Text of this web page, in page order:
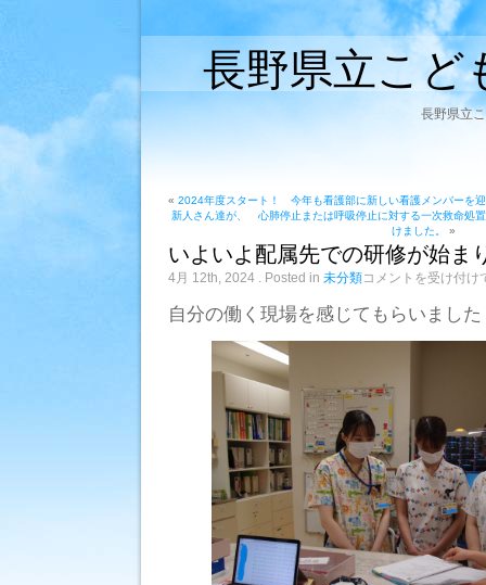
長野県立こど
長野県立
« 2024年度スタート！ 今年も看護部に新しい看護メンバーを
新人さん達が、 心肺停止または呼吸停止に対する一次救命処
けました。
»
いよいよ配属先での研修が始ま
4月 12th, 2024 . Posted in 未分類い
い
よ
の
研
修
が
始
ま
り
ま
し
た！
は
コメントを受け付け
自分の働く現場を感じてもらいまし